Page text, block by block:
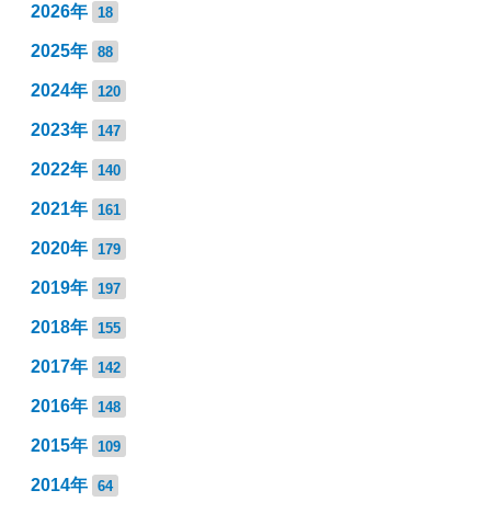
2026年 18
2025年 88
2024年 120
2023年 147
2022年 140
2021年 161
2020年 179
2019年 197
2018年 155
2017年 142
2016年 148
2015年 109
2014年 64